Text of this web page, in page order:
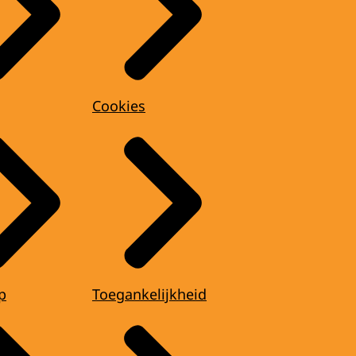
Cookies
Toegankelijkheid